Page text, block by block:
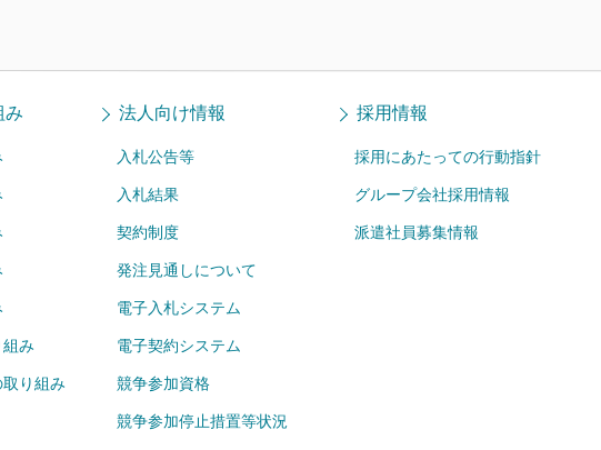
み
み
り組み
法人向け情報
入札公告等
入札結果
契約制度
発注見通しについて
電子入札システム
電子契約システム
競争参加資格
競争参加停止措置等状況
採用情報
採用にあたっての行動指針
グループ会社採用情報
派遣社員募集情報